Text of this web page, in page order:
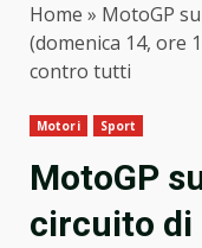
Home » MotoGP
(domenica 14, ore
contro tutti
Motori Sport
MotoGP
circuito di